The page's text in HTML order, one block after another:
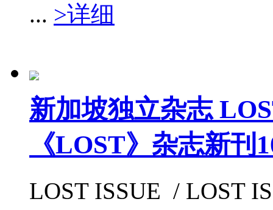
... >详细
新加坡独立杂志
《LOST》杂志新刊
LOST ISSUE / LOST